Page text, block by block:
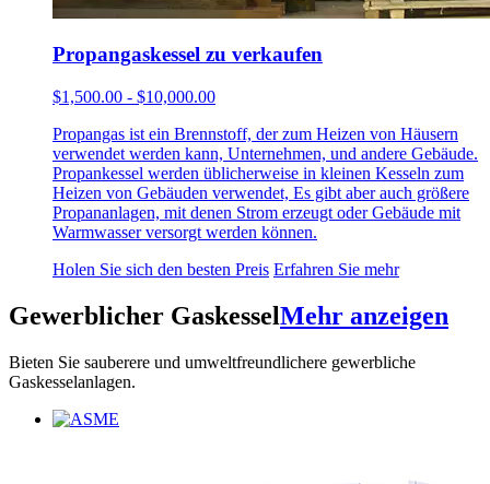
Propangaskessel zu verkaufen
$1,500.00 - $10,000.00
Propangas ist ein Brennstoff, der zum Heizen von Häusern
verwendet werden kann, Unternehmen, und andere Gebäude.
Propankessel werden üblicherweise in kleinen Kesseln zum
Heizen von Gebäuden verwendet, Es gibt aber auch größere
Propananlagen, mit denen Strom erzeugt oder Gebäude mit
Warmwasser versorgt werden können.
Holen Sie sich den besten Preis Erfahren Sie mehr
Gewerblicher GaskesselMehr anzeigen
Bieten Sie sauberere und umweltfreundlichere gewerbliche
Gaskesselanlagen.